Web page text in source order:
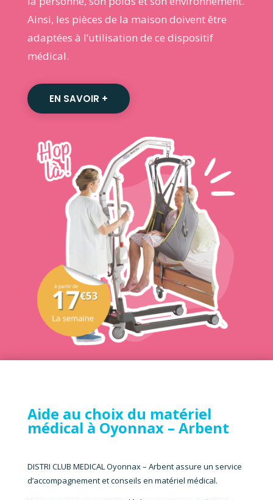
Ainsi, les pièces de la maison doivent être
adaptées à l’utilisation de ce dispositif
médical.
EN SAVOIR +
Aide au choix du matériel
médical à Oyonnax – Arbent
DISTRI CLUB MEDICAL Oyonnax – Arbentassure un service
d’accompagnement et conseils en matériel médical.